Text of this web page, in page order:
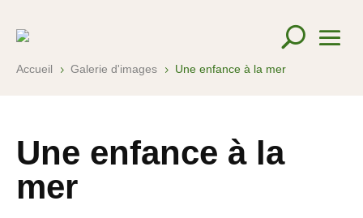
Accueil 5 Galerie d'images 5 Une enfance à la mer
Une enfance à la
mer